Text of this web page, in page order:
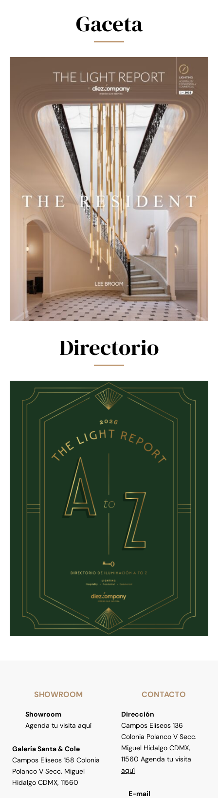
Gaceta
Directorio
SHOWROOM
Showroom
Agenda tu visita aquí
Galería Santa & Cole
Campos Elíseos 158 Colonia
Polanco V Secc. Miguel
Hidalgo CDMX, 11560
CONTACTO
Dirección
Campos Elíseos 136
Colonia Polanco V Secc.
Miguel Hidalgo CDMX,
11560 Agenda tu visita
aquí
E-mail